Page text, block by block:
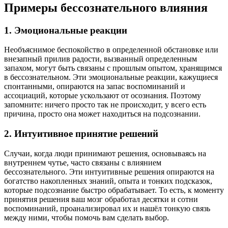
Примеры бессознательного влияния
1. Эмоциональные реакции
Необъяснимое беспокойство в определенной обстановке или
внезапный прилив радости, вызванный определенным
запахом, могут быть связаны с прошлым опытом, хранящимся
в бессознательном. Эти эмоциональные реакции, кажущиеся
спонтанными, опираются на запас воспоминаний и
ассоциаций, которые ускользают от осознания. Поэтому
запомните: ничего просто так не происходит, у всего есть
причина, просто она может находиться на подсознании.
2. Интуитивное принятие решений
Случаи, когда люди принимают решения, основываясь на
внутреннем чутье, часто связаны с влиянием
бессознательного. Эти интуитивные решения опираются на
богатство накопленных знаний, опыта и тонких подсказок,
которые подсознание быстро обрабатывает. То есть, к моменту
принятия решения ваш мозг обработал десятки и сотни
воспоминаний, проанализировал их и нашёл тонкую связь
между ними, чтобы помочь вам сделать выбор.